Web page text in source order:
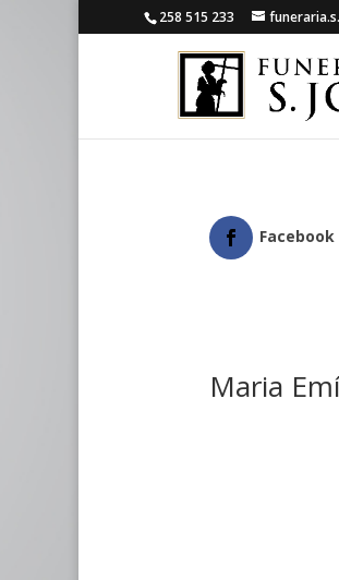
258 515 233
Facebook
Maria